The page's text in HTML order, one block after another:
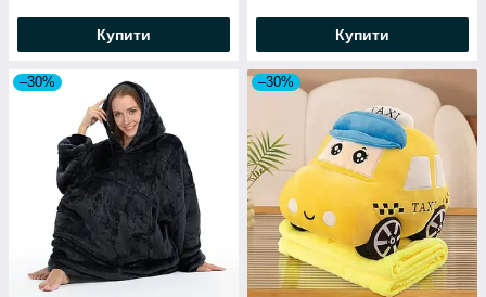
Купити Купити
–30% –30%